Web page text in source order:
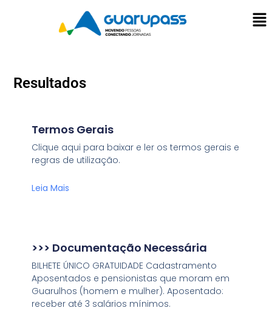
Resultados
Termos Gerais
Clique aqui para baixar e ler os termos gerais e
regras de utilização.
Leia Mais
>>> Documentação Necessária
BILHETE ÚNICO GRATUIDADE Cadastramento
Aposentados e pensionistas que moram em
Guarulhos (homem e mulher). Aposentado:
receber até 3 salários mínimos.